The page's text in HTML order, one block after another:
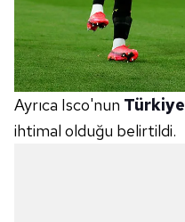
Ayrıca Isco'nun Türkiye
ihtimal olduğu belirtildi.